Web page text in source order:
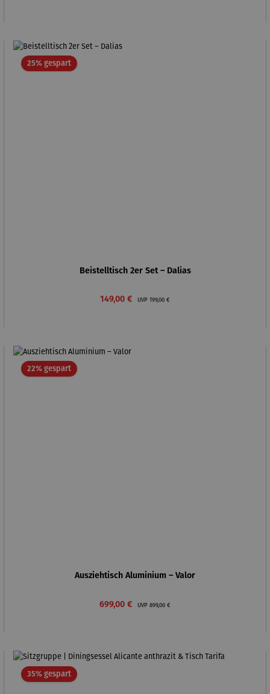
25% gespartRabatt
Beistelltisch 2er Set – Dalias
Verkaufspreis:
149,00 € UVP Regulärer Preis:
199,00 €
22% gespartRabatt
Ausziehtisch Aluminium – Valor
Verkaufspreis:
699,00 € UVP Regulärer Preis:
899,00 €
35% gespartRabatt